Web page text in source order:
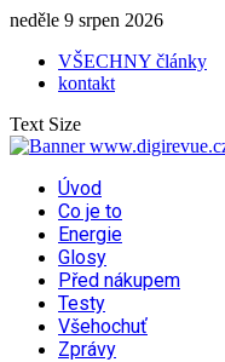
neděle 9 srpen 2026
VŠECHNY články
kontakt
Text Size
Úvod
Co je to
Energie
Glosy
Před nákupem
Testy
Všehochuť
Zprávy